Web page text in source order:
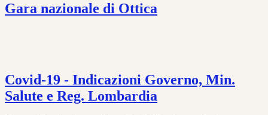
Gara nazionale di Ottica
Covid-19 - Indicazioni Governo, Min.
Salute e Reg. Lombardia